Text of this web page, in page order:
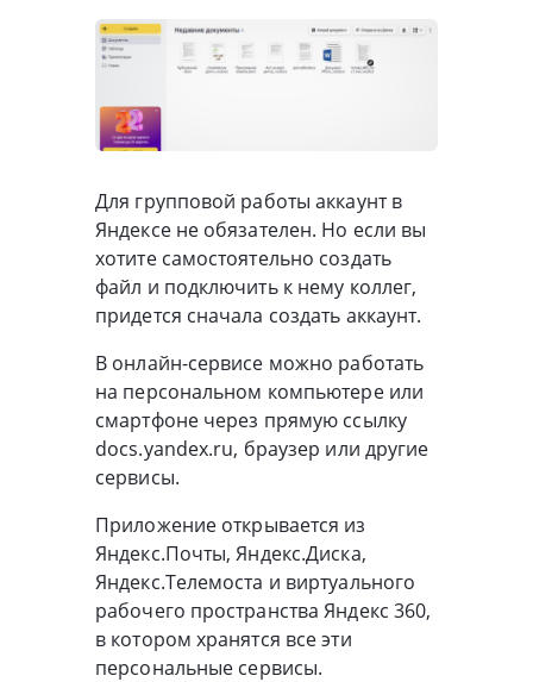
Для групповой работы аккаунт в
Яндексе не обязателен. Но если вы
хотите самостоятельно создать
файл и подключить к нему коллег,
придется сначала создать аккаунт.
В онлайн-сервисе можно работать
на персональном компьютере или
смартфоне через прямую ссылку
docs.yandex.ru, браузер или другие
сервисы.
Приложение открывается из
Яндекс.Почты, Яндекс.Диска,
Яндекс.Телемоста и виртуального
рабочего пространства Яндекс 360,
в котором хранятся все эти
персональные сервисы.